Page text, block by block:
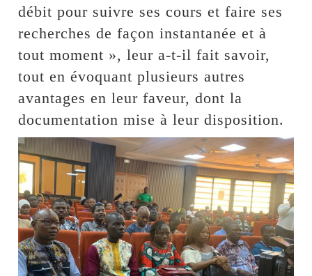
débit pour suivre ses cours et faire ses
recherches de façon instantanée et à
tout moment », leur a-t-il fait savoir,
tout en évoquant plusieurs autres
avantages en leur faveur, dont la
documentation mise à leur disposition.